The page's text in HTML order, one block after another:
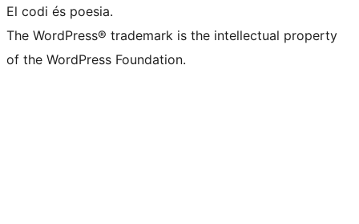
El codi és poesia.
The WordPress® trademark is the intellectual property
of the WordPress Foundation.